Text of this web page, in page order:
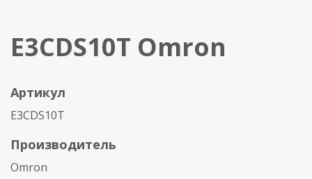
E3CDS10T Omron
Артикул
E3CDS10T
Производитель
Omron